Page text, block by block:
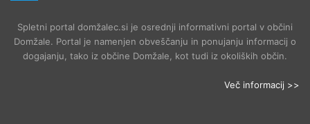
Spletni portal domžalec.si je osrednji informativni portal v občini
Domžale. Portal je namenjen obveščanju in ponujanju informacij o
dogajanju, tako iz občine Domžale, kot tudi iz okoliških občin.
Več informacij >>